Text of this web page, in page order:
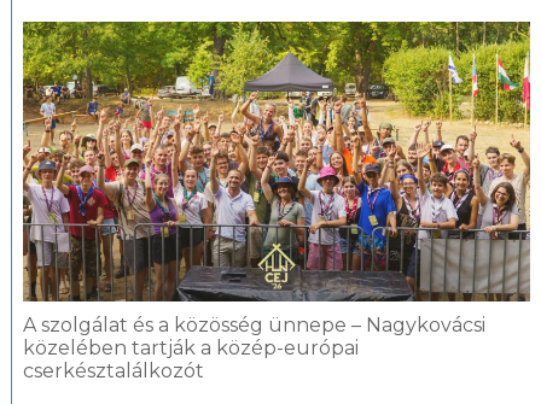
A szolgálat és a közösség ünnepe – Nagykovácsi
közelében tartják a közép-európai
cserkésztalálkozót